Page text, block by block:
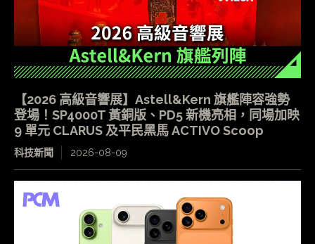
【2026 高級音響展】Astell&Kern 旗艦陣容強勢
登場！SP4000T 黃銅版、PD5 新機亮相，同場加映
9 單元 CLARUS 及平民黑馬 ACTIVO Scoop
科技新聞 2026-08-09